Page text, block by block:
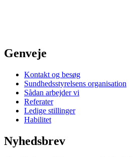
Genveje
Kontakt og besøg
Sundhedsstyrelsens organisation
Sådan arbejder vi
Referater
Ledige stillinger
Habilitet
Nyhedsbrev